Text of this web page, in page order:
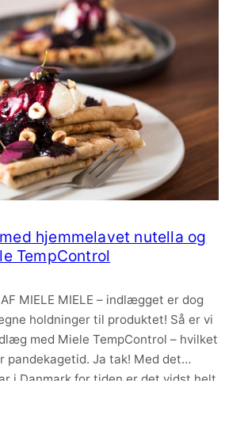
hjemmelavet nutella og
TempControl
AF MIELE MIELE – indlægget er dog
holdninger til produktet! Så er vi
med Miele TempControl – hvilket
pandekagetid. Ja tak! Med det
i Danmark for tiden er det vidst helt
i store mængder. Gerne…